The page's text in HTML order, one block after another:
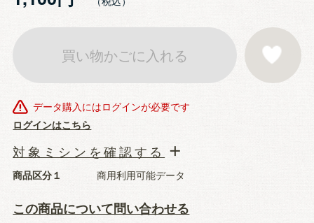
データ購入にはログインが必要です
買い物かごに入れる
ログインはこちら
お気に入りに登
商品区分１ 商用利用可能データ
この商品について問い合わせる
対象ミシンを確認する